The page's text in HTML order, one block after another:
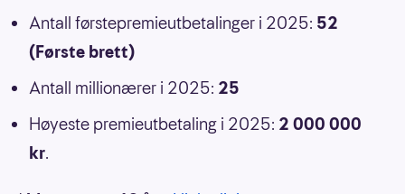
Antall førstepremieutbetalinger i 2025: 52
(Første brett)
Antall millionærer i 2025: 25
Høyeste premieutbetaling i 2025: 2 000 000
kr.